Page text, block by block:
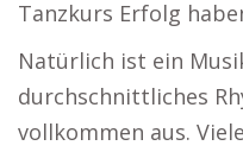
Tanzkurs Erfolg
Natürlich ist ein
durchschnittliches
vollkommen aus.